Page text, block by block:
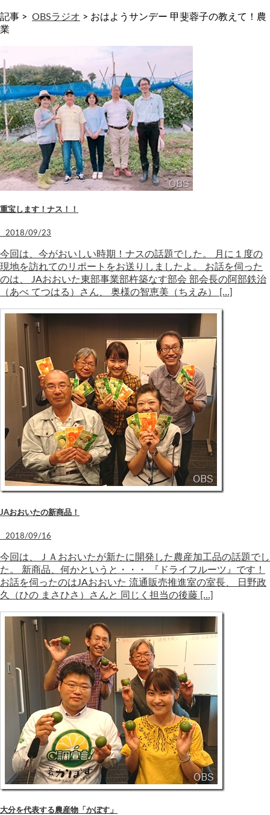
記事 > OBSラジオ > おはようサンデー 甲斐蓉子の教えて！農
業
重宝します！ナス！！
2018/09/23
今回は、今がおいしい時期！ナスの話題でした。 月に１度の
現地を訪れてのリポートをお送りしましたよ。 お話を伺った
のは、 JAおおいた東部事業部杵築なす部会 部会長の阿部鉄治
（あべ てつはる）さん、 奥様の智恵美（ちえみ） […]
JAおおいたの新商品！
2018/09/16
今回は、ＪＡおおいたが新たに開発した農産加工品の話題でし
た。 新商品、何かというと・・・ 『ドライフルーツ』です！
お話を伺ったのはJAおおいた 流通販売推進室の室長、 日野政
久（ひの まさひさ）さんと 同じく担当の後藤 […]
大分を代表する農産物「かぼす」